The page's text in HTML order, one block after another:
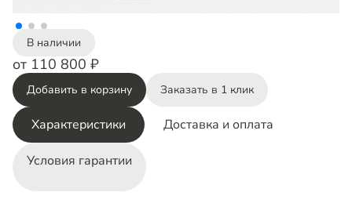
В наличии
от 110 800 ₽
Добавить в корзину Заказать в 1 клик
Характеристики Доставка и оплата
Условия гарантии